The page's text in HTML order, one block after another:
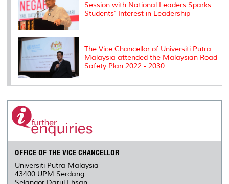
Session with National Leaders Sparks
Students' Interest in Leadership
The Vice Chancellor of Universiti Putra
Malaysia attended the Malaysian Road
Safety Plan 2022 - 2030
OFFICE OF THE VICE CHANCELLOR
Universiti Putra Malaysia
43400 UPM Serdang